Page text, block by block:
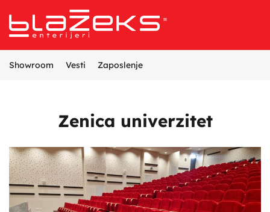
Showroom Vesti Zaposlenje
Zenica univerzitet